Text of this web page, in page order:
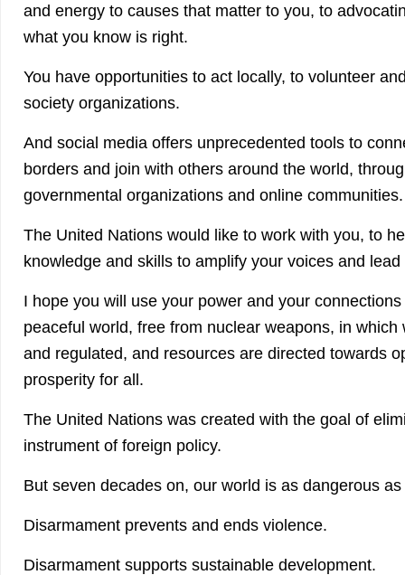
and energy to causes that matter to you, to
what you know is right.
You have opportunities to act locally, to volunteer
society organizations.
And social media offers unprecedented tools to
borders and join with others around the world,
governmental organizations and online communities.
The United Nations would like to work with you, to
knowledge and skills to amplify your voices and
I hope you will use your power and your
peaceful world, free from nuclear weapons, in
and regulated, and resources are directed towards
prosperity for all.
The United Nations was created with the goal of
instrument of foreign policy.
But seven decades on, our world is as dangerous
Disarmament prevents and ends violence.
Disarmament supports sustainable development.